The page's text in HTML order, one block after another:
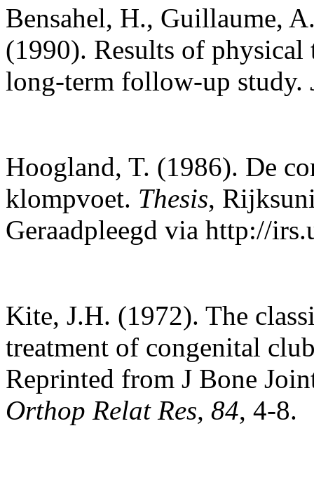
Bensahel, H., Guillaume,
(1990). Results of
long-term follow-up study.
Hoogland, T. (1986). De
klompvoet. Thesis,
Geraadpleegd via http://
Kite, J.H. (1972). The
treatment of congenital
Reprinted from J Bone
Orthop Relat Res, 84, 4-8.